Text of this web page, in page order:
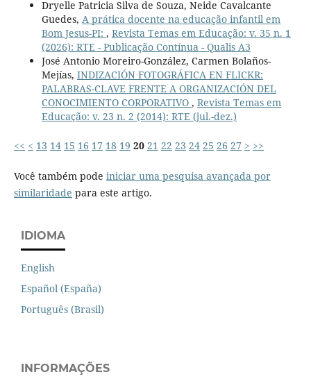
Dryelle Patricia Silva de Souza, Neide Cavalcante
Guedes, A prática docente na educação infantil em
Bom Jesus-PI: , Revista Temas em Educação: v. 35 n. 1
(2026): RTE - Publicação Contínua - Qualis A3
José Antonio Moreiro-González, Carmen Bolaños-
Mejías, INDIZACIÓN FOTOGRÁFICA EN FLICKR:
PALABRAS-CLAVE FRENTE A ORGANIZACIÓN DEL
CONOCIMIENTO CORPORATIVO , Revista Temas em
Educação: v. 23 n. 2 (2014): RTE (jul.-dez.)
<< < 13 14 15 16 17 18 19 20 21 22 23 24 25 26 27 > >>
Você também pode iniciar uma pesquisa avançada por
similaridade para este artigo.
IDIOMA
English
Español (España)
Português (Brasil)
INFORMAÇÕES